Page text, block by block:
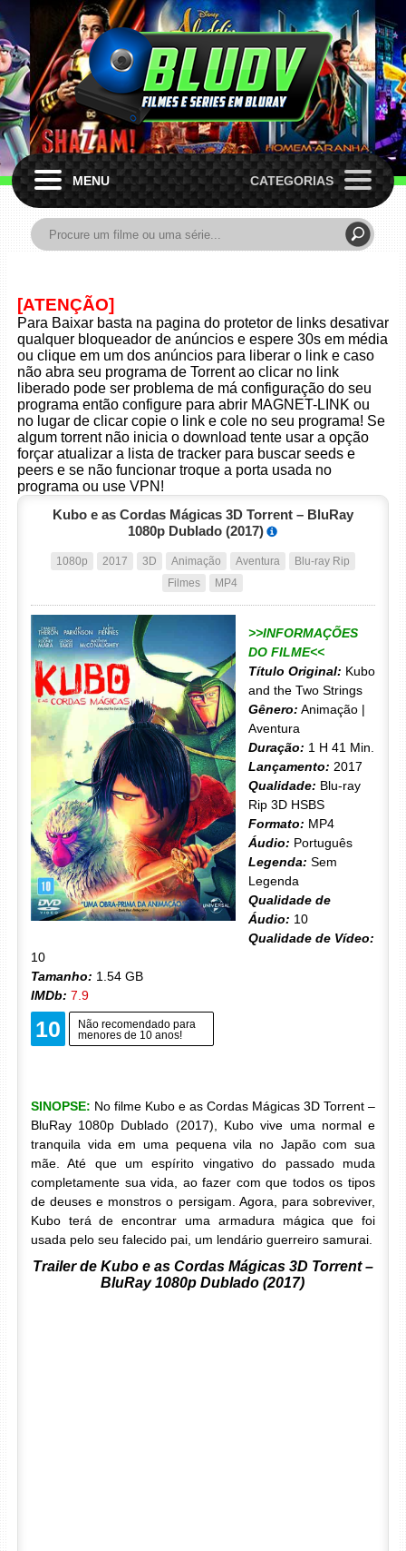
MENU CATEGORIAS
[ATENÇÃO]
Para Baixar basta na pagina do protetor de links desativar
qualquer bloqueador de anúncios e espere 30s em média
ou clique em um dos anúncios para liberar o link e caso
não abra seu programa de Torrent ao clicar no link
liberado pode ser problema de má configuração do seu
programa então configure para abrir MAGNET-LINK ou
no lugar de clicar copie o link e cole no seu programa! Se
algum torrent não inicia o download tente usar a opção
forçar atualizar a lista de tracker para buscar seeds e
peers e se não funcionar troque a porta usada no
programa ou use VPN!
Kubo e as Cordas Mágicas 3D Torrent – BluRay
1080p Dublado (2017)
1080p 2017 3D Animação Aventura
Blu-ray Rip
Filmes
MP4
>>INFORMAÇÕES
DO FILME<<
Título Original: Kubo
and the Two Strings
Gênero: Animação |
Aventura
Duração: 1 H 41 Min.
Lançamento: 2017
Qualidade: Blu-ray
Rip 3D HSBS
Formato: MP4
Áudio: Português
Legenda: Sem
Legenda
Qualidade de
Áudio: 10
Qualidade de Vídeo:
10
Tamanho: 1.54 GB
IMDb: 7.9
10
Não recomendado para
menores de 10 anos!
SINOPSE: No filme Kubo e as Cordas Mágicas 3D Torrent –
BluRay 1080p Dublado (2017), Kubo vive uma normal e
tranquila vida em uma pequena vila no Japão com sua
mãe. Até que um espírito vingativo do passado muda
completamente sua vida, ao fazer com que todos os tipos
de deuses e monstros o persigam. Agora, para sobreviver,
Kubo terá de encontrar uma armadura mágica que foi
usada pelo seu falecido pai, um lendário guerreiro samurai.
Trailer de Kubo e as Cordas Mágicas 3D Torrent –
BluRay 1080p Dublado (2017)